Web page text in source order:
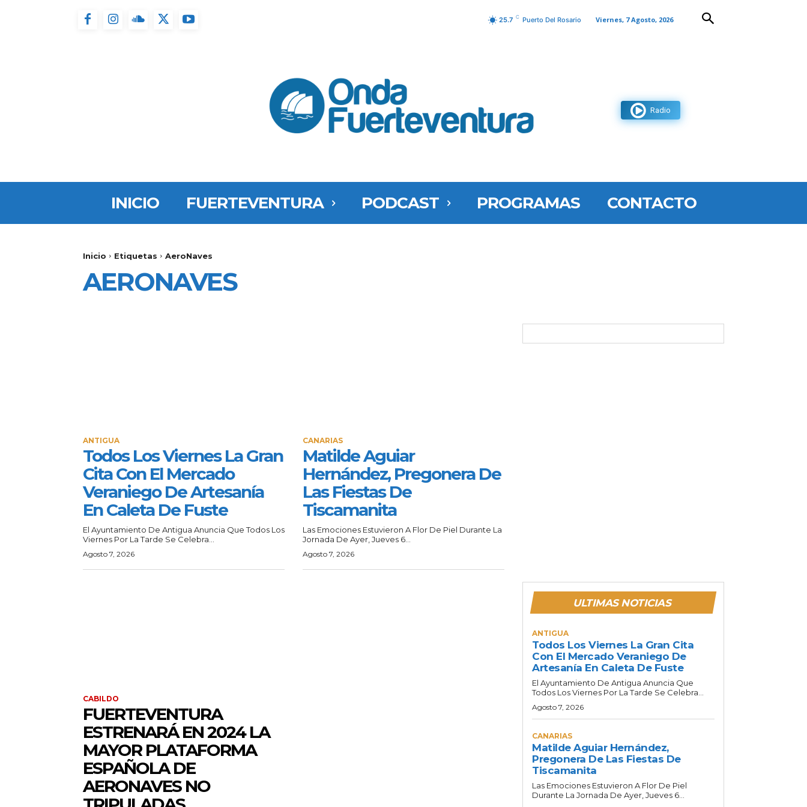
25.7 C Puerto Del Rosario Viernes, 7 Agosto, 2026
Radio
INICIO FUERTEVENTURA PODCAST PROGRAMAS CONTACTO
Inicio Etiquetas AeroNaves
AERONAVES
ANTIGUA
Todos Los Viernes La Gran
Cita Con El Mercado
Veraniego De Artesanía
En Caleta De Fuste
El Ayuntamiento De Antigua Anuncia Que Todos Los
Viernes Por La Tarde Se Celebra...
Agosto 7, 2026
CANARIAS
Matilde Aguiar
Hernández, Pregonera De
Las Fiestas De
Tiscamanita
Las Emociones Estuvieron A Flor De Piel Durante La
Jornada De Ayer, Jueves 6...
Agosto 7, 2026
CABILDO
FUERTEVENTURA
ESTRENARÁ EN 2024 LA
MAYOR PLATAFORMA
ESPAÑOLA DE
AERONAVES NO
ULTIMAS NOTICIAS
ANTIGUA
Todos Los Viernes La Gran Cita
Con El Mercado Veraniego De
Artesanía En Caleta De Fuste
El Ayuntamiento De Antigua Anuncia Que
Todos Los Viernes Por La Tarde Se Celebra...
Agosto 7, 2026
CANARIAS
Matilde Aguiar Hernández,
Pregonera De Las Fiestas De
Tiscamanita
Las Emociones Estuvieron A Flor De Piel
Durante La Jornada De Ayer, Jueves 6...